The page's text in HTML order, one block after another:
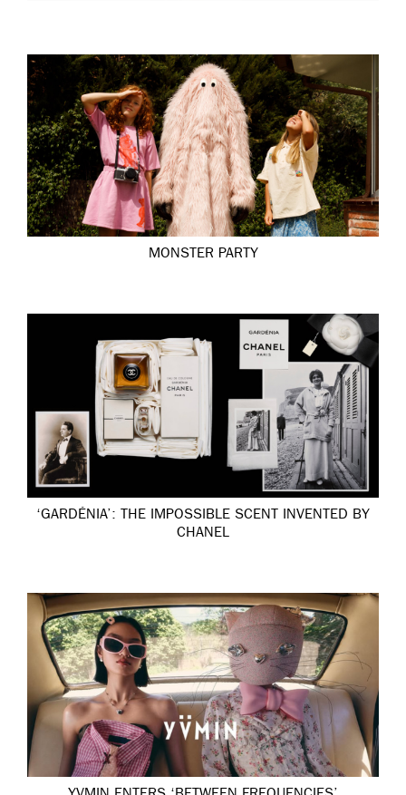
MONSTER PARTY
‘GARDÉNIA’: THE IMPOSSIBLE SCENT INVENTED BY
CHANEL